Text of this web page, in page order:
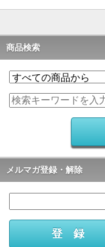
商品検索
メルマガ登録・解除